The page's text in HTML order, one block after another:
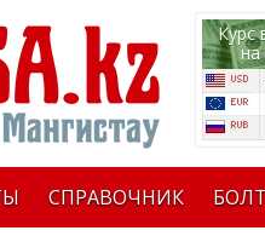
Курс
на
СПРАВОЧНИК